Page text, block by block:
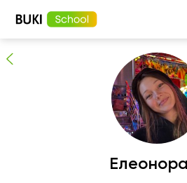
Елеонора Р.